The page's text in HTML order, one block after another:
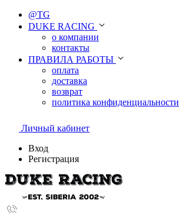
@TG
DUKE RACING
о компании
контакты
ПРАВИЛА РАБОТЫ
оплата
доставка
возврат
политика конфиденциальности
Личный кабинет
Вход
Регистрация